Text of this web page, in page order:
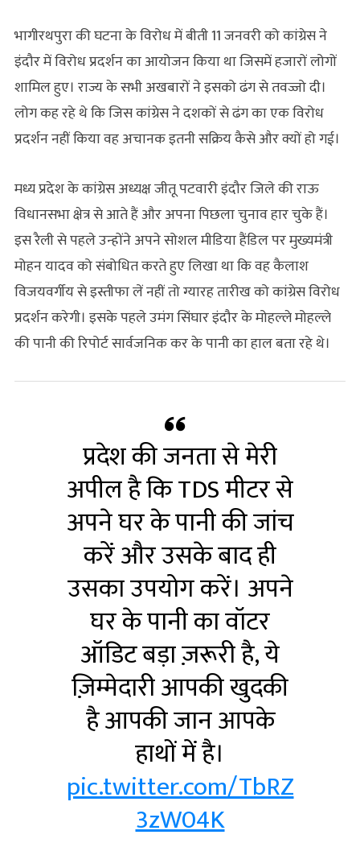
भागीरथपुरा की घटना के विरोध में बीती 11 जनवरी को कांग्रेस ने
इंदौर में विरोध प्रदर्शन का आयोजन किया था जिसमें हजारों लोगों
शामिल हुए। राज्य के सभी अखबारों ने इसको ढंग से तवज्जो दी।
लोग कह रहे थे कि जिस कांग्रेस ने दशकों से ढंग का एक विरोध
प्रदर्शन नहीं किया वह अचानक इतनी सक्रिय कैसे और क्यों हो गई।
मध्य प्रदेश के कांग्रेस अध्यक्ष जीतू पटवारी इंदौर जिले की राऊ
विधानसभा क्षेत्र से आते हैं और अपना पिछला चुनाव हार चुके हैं।
इस रैली से पहले उन्होंने अपने सोशल मीडिया हैंडिल पर मुख्यमंत्री
मोहन यादव को संबोधित करते हुए लिखा था कि वह कैलाश
विजयवर्गीय से इस्तीफा लें नहीं तो ग्यारह तारीख को कांग्रेस विरोध
प्रदर्शन करेगी। इसके पहले उमंग सिंघार इंदौर के मोहल्ले मोहल्ले
की पानी की रिपोर्ट सार्वजनिक कर के पानी का हाल बता रहे थे।
प्रदेश की जनता से मेरी
अपील है कि TDS मीटर से
अपने घर के पानी की जांच
करें और उसके बाद ही
उसका उपयोग करें। अपने
घर के पानी का वॉटर
ऑडिट बड़ा ज़रूरी है, ये
ज़िम्मेदारी आपकी खुदकी
है आपकी जान आपके
हाथों में है।
pic.twitter.com/TbRZ
3zW04K